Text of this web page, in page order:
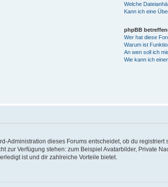
Welche
Kann ich eine
phpBB
Wer hat diese
Warum ist
An wen soll ich
Wie kann ich
Administration dieses Forums entscheidet, ob du
zur Verfügung stehen: zum Beispiel Avatarbilder, Private
ist und dir zahlreiche Vorteile bietet.